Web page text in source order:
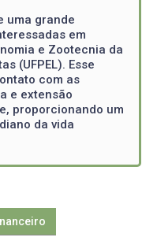
uma grande
em
e Zootecnia da
(UFPEL). Esse
com as
e extensão
proporcionando um
da vida